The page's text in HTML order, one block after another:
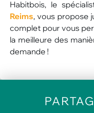
Habitbois, le
Reims, vous propose
complet pour vous
la meilleure des
demande !